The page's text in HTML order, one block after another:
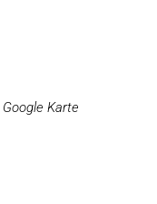
Google Karte